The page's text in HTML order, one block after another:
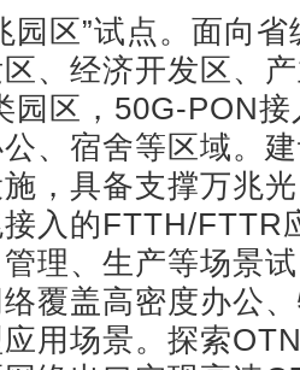
区”试点。面向省
、经济开发区、
园区，50G-PON
、宿舍等区域。
，具备支撑万兆
入的FTTH/FTTR
理、生产等场景
覆盖高密度办公
用场景。探索